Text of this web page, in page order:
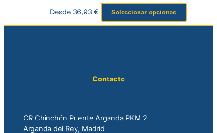
Desde 36,93 € Seleccionar opciones
Contacto
CR Chinchón Puente Arganda PKM 2
Arganda del Rey, Madrid